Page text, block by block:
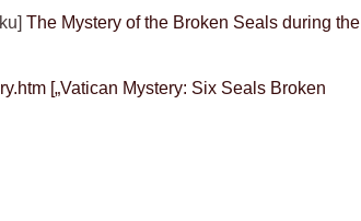
The Mystery of the Broken Seals during the
[„Vatican Mystery: Six Seals Broken